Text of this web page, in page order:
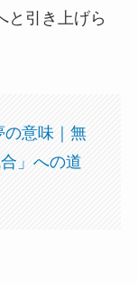
と引き上げら
の意味｜無
」への道